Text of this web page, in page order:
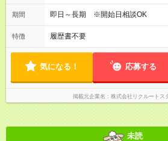
期間 即日～長期 ※開始日相談OK
特徴 履歴書不要
気になる！ 応募する
掲載元企業名 株式会社リクルートス
未読